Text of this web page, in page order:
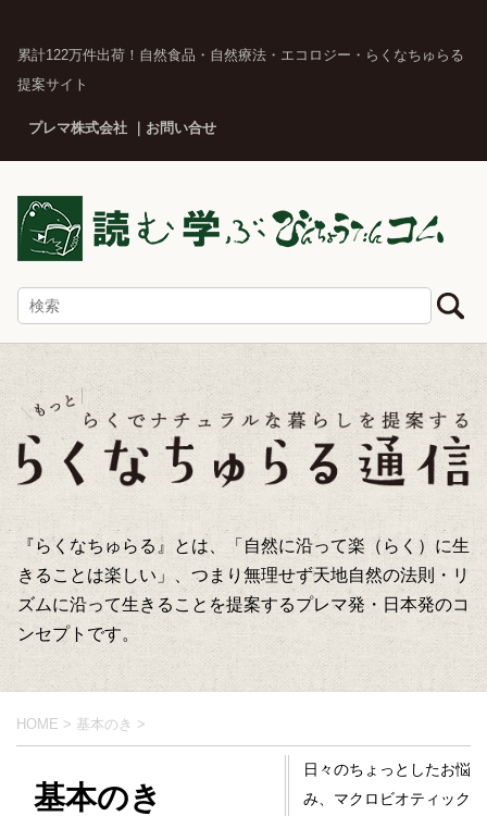
累計122万件出荷！自然食品・自然療法・エコロジー・らくなちゅらる
提案サイト
プレマ株式会社 お問い合せ
『らくなちゅらる』とは、「自然に沿って楽（らく）に生
きることは楽しい」、つまり無理せず天地自然の法則・リ
ズムに沿って生きることを提案するプレマ発・日本発のコ
ンセプトです。
HOME > 基本のき >
基本のき
日々のちょっとしたお悩
み、マクロビオティック